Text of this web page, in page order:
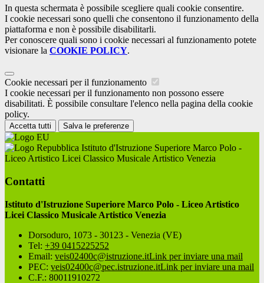
In questa schermata è possibile scegliere quali cookie consentire.
I cookie necessari sono quelli che consentono il funzionamento della
piattaforma e non è possibile disabilitarli.
Per conoscere quali sono i cookie necessari al funzionamento potete
visionare la COOKIE POLICY.
Cookie necessari per il funzionamento
I cookie necessari per il funzionamento non possono essere
disabilitati. È possibile consultare l'elenco nella pagina della cookie
policy.
Accetta tutti Salva le preferenze
Istituto d'Istruzione Superiore Marco Polo -
Liceo Artistico Licei Classico Musicale Artistico Venezia
Contatti
Istituto d'Istruzione Superiore Marco Polo - Liceo Artistico
Licei Classico Musicale Artistico Venezia
Dorsoduro, 1073 - 30123 - Venezia (VE)
Tel: +39 0415225252
Email: veis02400c@istruzione.itLink per inviare una mail
PEC: veis02400c@pec.istruzione.itLink per inviare una mail
C.F.: 80011910272